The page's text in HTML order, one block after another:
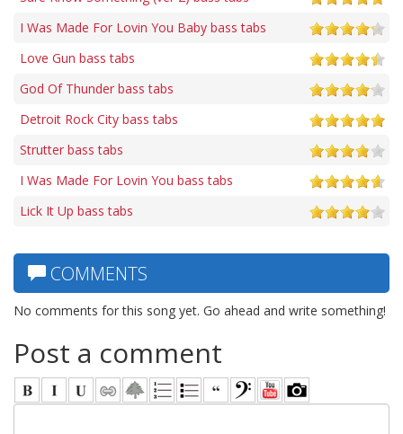
I Was Made For Lovin You Baby bass tabs
Love Gun bass tabs
God Of Thunder bass tabs
Detroit Rock City bass tabs
Strutter bass tabs
I Was Made For Lovin You bass tabs
Lick It Up bass tabs
COMMENTS
No comments for this song yet. Go ahead and write something!
Post a comment